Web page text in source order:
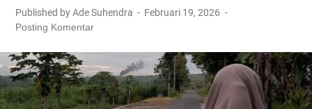
Published by Ade Suhendra
Februari 19, 2026
Posting Komentar